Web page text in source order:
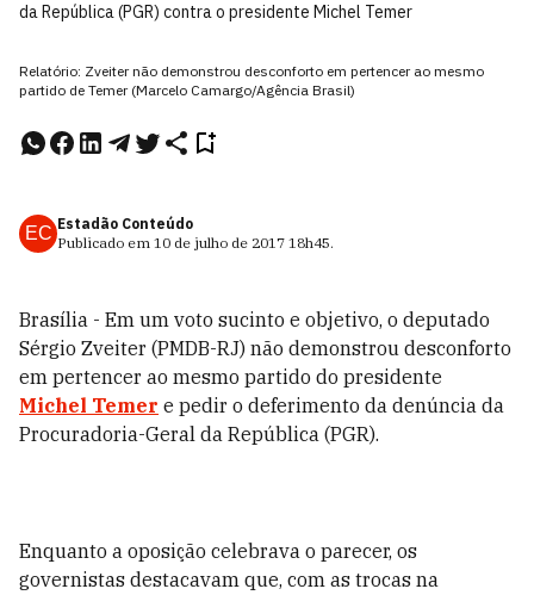
da República (PGR) contra o presidente Michel Temer
Relatório: Zveiter não demonstrou desconforto em pertencer ao mesmo
partido de Temer (Marcelo Camargo/Agência Brasil)
EC Estadão Conteúdo
Publicado em 10 de julho de 2017 18h45.
Brasília - Em um voto sucinto e objetivo, o deputado
Sérgio Zveiter (PMDB-RJ) não demonstrou desconforto
em pertencer ao mesmo partido do presidente
Michel Temer e pedir o deferimento da denúncia da
Procuradoria-Geral da República (PGR).
Enquanto a oposição celebrava o parecer, os
governistas destacavam que, com as trocas na